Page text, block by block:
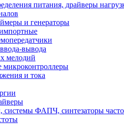
питания, драйверы
и генераторы
вывода
мелодий
микроконтроллеры
и тока
системы ФАПЧ, синтезаторы